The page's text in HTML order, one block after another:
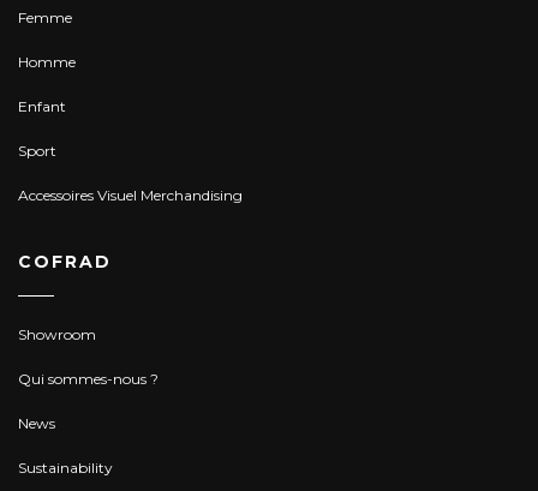
Femme
Homme
Enfant
Sport
Accessoires Visuel Merchandising
COFRAD
Showroom
Qui sommes-nous ?
News
Sustainability